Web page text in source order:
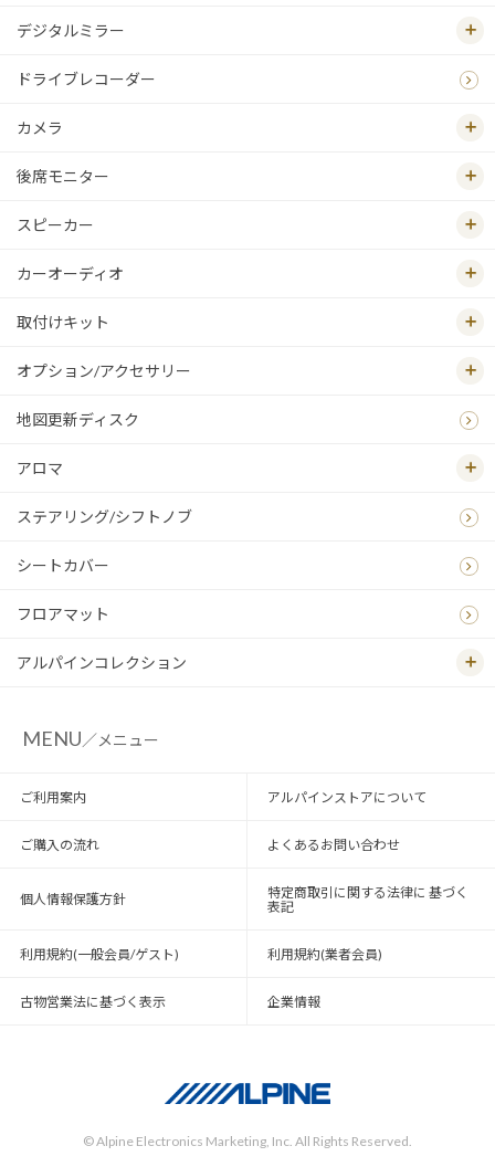
デジタルミラー
ドライブレコーダー
カメラ
後席モニター
スピーカー
カーオーディオ
取付けキット
オプション/アクセサリー
地図更新ディスク
アロマ
ステアリング/シフトノブ
シートカバー
フロアマット
アルパインコレクション
MENU／メニュー
ご利用案内 アルパインストアについて
ご購入の流れ よくあるお問い合わせ
個人情報保護方針
特定商取引に関する法律に 基づく
表記
利用規約(一般会員/ゲスト) 利用規約(業者会員)
古物営業法に基づく表示 企業情報
© Alpine Electronics Marketing, Inc. All Rights Reserved.